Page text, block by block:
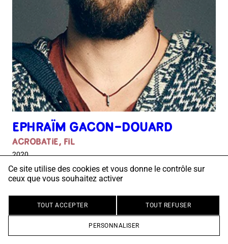
EPHRAÏM GACON-DOUARD
ACROBATIE, FIL
2020
Ce site utilise des cookies et vous donne le contrôle sur
ceux que vous souhaitez activer
TOUT ACCEPTER TOUT REFUSER
PERSONNALISER